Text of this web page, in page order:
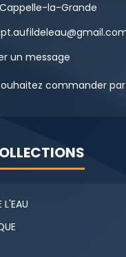
la-Grande
un message
commander
L'EAU